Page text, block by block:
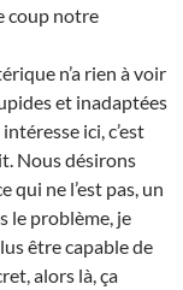
coup notre
n’a rien à voir
et inadaptées
ici, c’est
Nous désirons
qui ne l’est pas, un
le problème, je
être capable de
alors là, ça